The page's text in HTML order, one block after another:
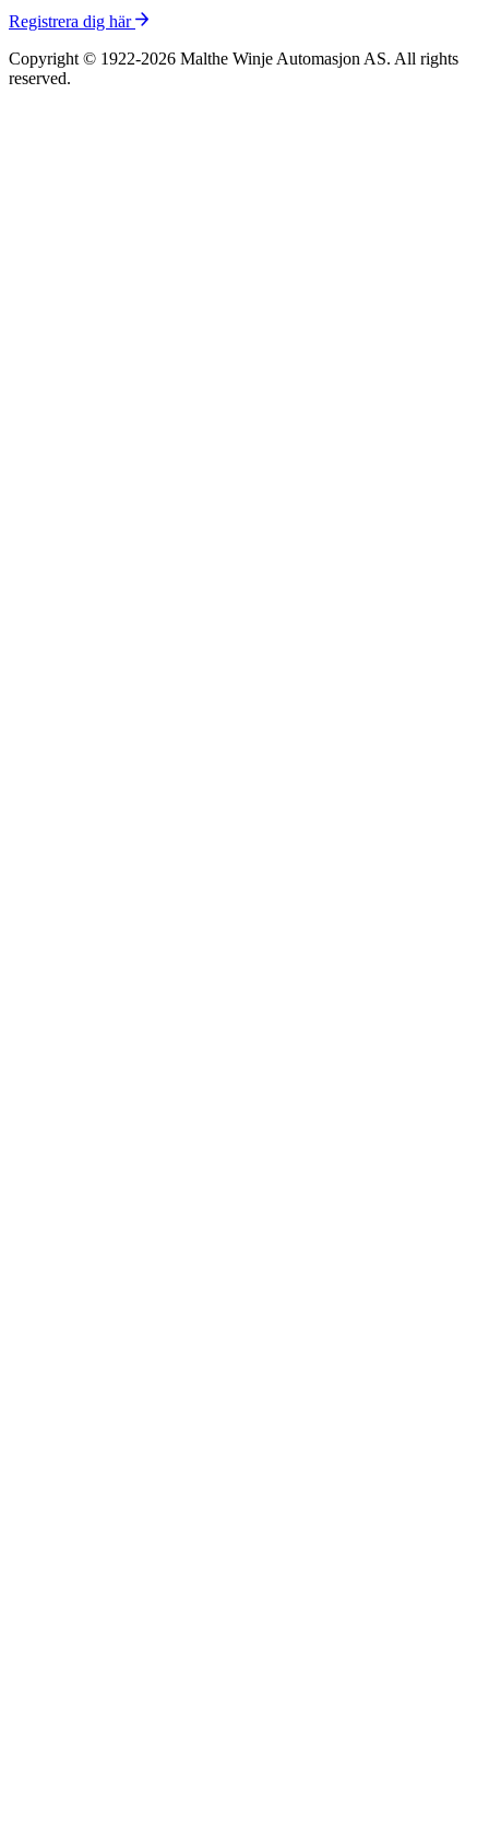
Registrera dig här
Copyright © 1922-2026 Malthe Winje Automasjon AS. All rights
reserved.